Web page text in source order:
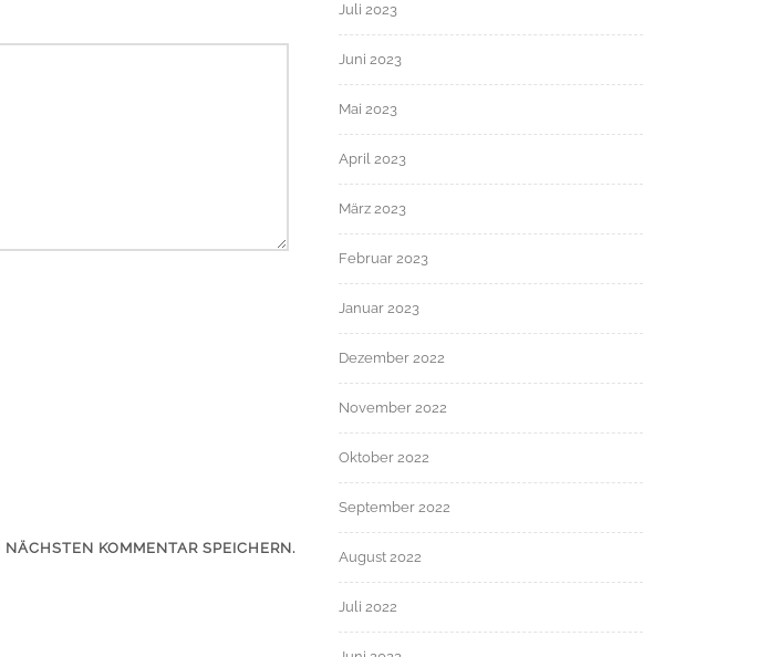
KOMMENTAR SPEICHERN.
Juli 2023
Juni 2023
Mai 2023
April 2023
März 2023
Februar 2023
Januar 2023
Dezember 2022
November 2022
Oktober 2022
September 2022
August 2022
Juli 2022